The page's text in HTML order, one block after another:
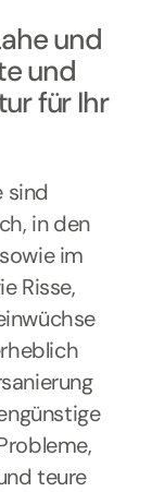
und
und
für Ihr
sind
in den
im
Risse,
teure